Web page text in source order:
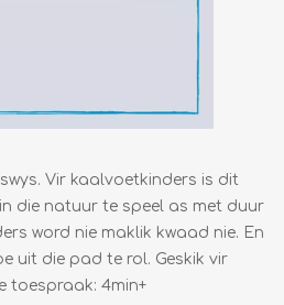
Vir kaalvoetkinders is dit
die natuur te speel as met duur
word nie maklik kwaad nie. En
uit die pad te rol. Geskik vir
toespraak: 4min+